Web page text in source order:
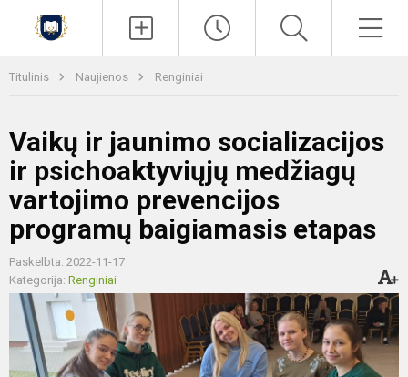
Titulinis Naujienos Renginiai
Vaikų ir jaunimo socializacijos
ir psichoaktyviųjų medžiagų
vartojimo prevencijos
programų baigiamasis etapas
Paskelbta: 2022-11-17
Kategorija: Renginiai